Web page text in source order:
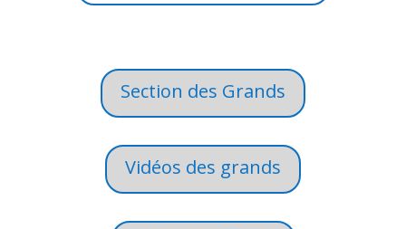
Section des Grands
Vidéos des grands